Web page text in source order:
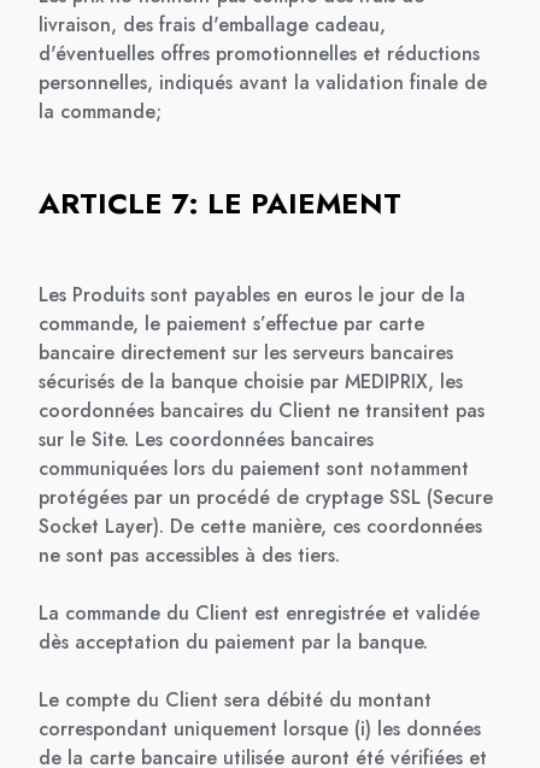
livraison, des frais d'emballage cadeau,
d'éventuelles offres promotionnelles et réductions
personnelles, indiqués avant la validation finale de
la commande;
ARTICLE 7: LE PAIEMENT
Les Produits sont payables en euros le jour de la
commande, le paiement s’effectue par carte
bancaire directement sur les serveurs bancaires
sécurisés de la banque choisie par MEDIPRIX, les
coordonnées bancaires du Client ne transitent pas
sur le Site. Les coordonnées bancaires
communiquées lors du paiement sont notamment
protégées par un procédé de cryptage SSL (Secure
Socket Layer). De cette manière, ces coordonnées
ne sont pas accessibles à des tiers.
La commande du Client est enregistrée et validée
dès acceptation du paiement par la banque.
Le compte du Client sera débité du montant
correspondant uniquement lorsque (i) les données
de la carte bancaire utilisée auront été vérifiées et